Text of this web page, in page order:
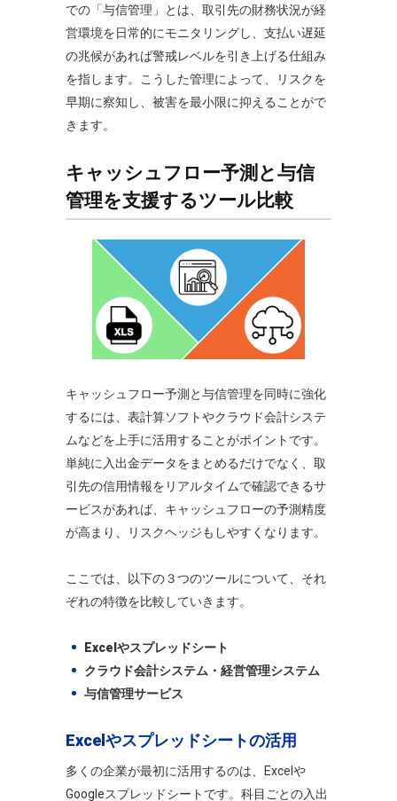
での「与信管理」とは、取引先の財務状況が経
営環境を日常的にモニタリングし、支払い遅延
の兆候があれば警戒レベルを引き上げる仕組み
を指します。こうした管理によって、リスクを
早期に察知し、被害を最小限に抑えることがで
きます。
キャッシュフロー予測と与信
管理を支援するツール比較
キャッシュフロー予測と与信管理を同時に強化
するには、表計算ソフトやクラウド会計システ
ムなどを上手に活用することがポイントです。
単純に入出金データをまとめるだけでなく、取
引先の信用情報をリアルタイムで確認できるサ
ービスがあれば、キャッシュフローの予測精度
が高まり、リスクヘッジもしやすくなります。
ここでは、以下の３つのツールについて、それ
ぞれの特徴を比較していきます。
Excelやスプレッドシート
クラウド会計システム・経営管理システム
与信管理サービス
Excelやスプレッドシートの活用
多くの企業が最初に活用するのは、Excelや
Googleスプレッドシートです。科目ごとの入出